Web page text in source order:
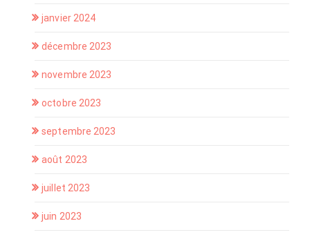
janvier 2024
décembre 2023
novembre 2023
octobre 2023
septembre 2023
août 2023
juillet 2023
juin 2023